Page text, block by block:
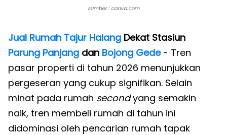
sumber : canva.com
Jual Rumah Tajur Halang Dekat Stasiun
Parung Panjang dan Bojong Gede- Tren
pasar properti di tahun 2026 menunjukkan
pergeseran yang cukup signifikan. Selain
minat pada rumah secondyang semakin
naik, tren membeli rumah di tahun ini
didominasi oleh pencarian rumah tapak